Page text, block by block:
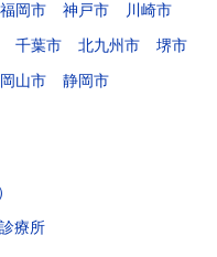
福岡市 神戸市
川崎市
千葉市 北九州市
堺市
岡山市 静岡市
療所